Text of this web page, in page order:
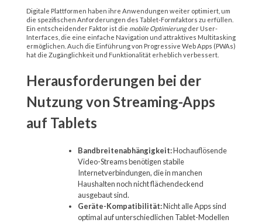
Digitale Plattformen haben ihre Anwendungen weiter optimiert, um
die spezifischen Anforderungen des Tablet-Formfaktors zu erfüllen.
Ein entscheidender Faktor ist die mobile Optimierungder User-
Interfaces, die eine einfache Navigation und attraktives Multitasking
ermöglichen. Auch die Einführung von Progressive Web Apps (PWAs)
hat die Zugänglichkeit und Funktionalität erheblich verbessert.
Herausforderungen bei der
Nutzung von Streaming-Apps
auf Tablets
Bandbreitenabhängigkeit:Hochauflösende
Video-Streams benötigen stabile
Internetverbindungen, die in manchen
Haushalten noch nicht flächendeckend
ausgebaut sind.
Geräte-Kompatibilität:Nicht alle Apps sind
optimal auf unterschiedlichen Tablet-Modellen